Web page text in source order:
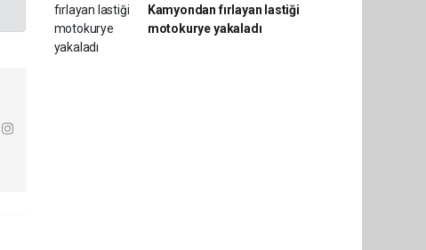
Kamyondan fırlayan lastiği
motokurye yakaladı